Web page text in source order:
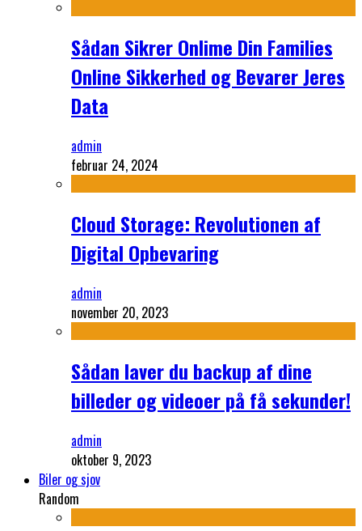
Sådan Sikrer Onlime Din Families
Online Sikkerhed og Bevarer Jeres
Data
admin
februar 24, 2024
Cloud Storage: Revolutionen af
Digital Opbevaring
admin
november 20, 2023
Sådan laver du backup af dine
billeder og videoer på få sekunder!
admin
oktober 9, 2023
Biler og sjov
Random